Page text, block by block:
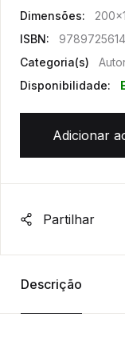
Dimensões:
ISBN:
Categoria(s)
Disponibilidade:
Adicionar
Partilhar
Descrição